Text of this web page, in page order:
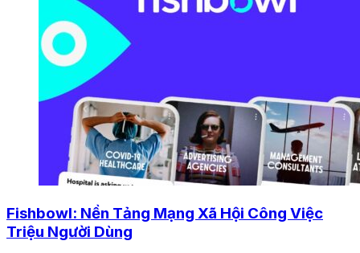
Fishbowl: Nền Tảng Mạng Xã Hội Công Việc
Triệu Người Dùng